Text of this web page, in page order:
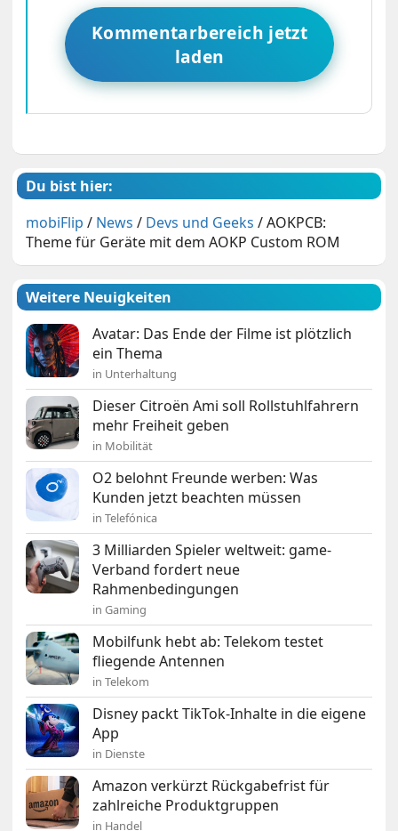
Kommentarbereich jetzt
laden
Du bist hier:
mobiFlip / News / Devs und Geeks /AOKPCB:
Theme für Geräte mit dem AOKP Custom ROM
Weitere Neuigkeiten
Avatar: Das Ende der Filme ist plötzlich
ein Thema
in Unterhaltung
Dieser Citroën Ami soll Rollstuhlfahrern
mehr Freiheit geben
in Mobilität
O2 belohnt Freunde werben: Was
Kunden jetzt beachten müssen
in Telefónica
3 Milliarden Spieler weltweit: game-
Verband fordert neue
Rahmenbedingungen
in Gaming
Mobilfunk hebt ab: Telekom testet
fliegende Antennen
in Telekom
Disney packt TikTok-Inhalte in die eigene
App
in Dienste
Amazon verkürzt Rückgabefrist für
zahlreiche Produktgruppen
in Handel